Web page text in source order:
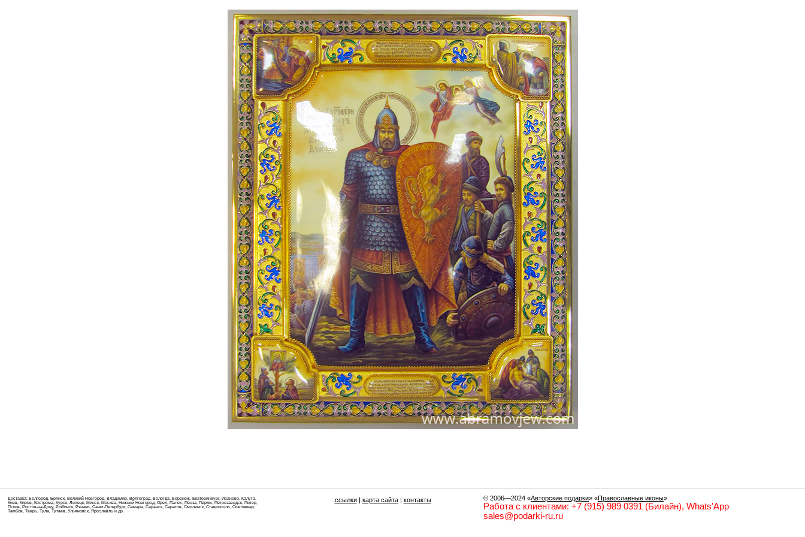
Доставка: Белгород, Брянск, Великий Новгород, Владимир, Волгоград, Вологда, Воронеж, Екатеринбург, Иваново, Калуга,
Киев, Киров, Кострома, Курск, Липецк, Минск, Москва, Нижний Новгород, Орел, Палех, Пенза, Пермь, Петрозаводск, Питер,
Псков, Ростов-на-Дону, Рыбинск, Рязань, Санкт-Петербург, Самара, Саранск, Саратов, Смоленск, Ставрополь, Сыктывкар,
Тамбов, Тверь, Тула, Тутаев, Ульяновск, Ярославль и др.
ссылки| карта сайта| контакты © 2006—2024 «Авторские подарки» «Православные иконы»
Работа с клиентами: +7 (915) 989 0391 (Билайн), Whats'App
sales@podarki-ru.ru